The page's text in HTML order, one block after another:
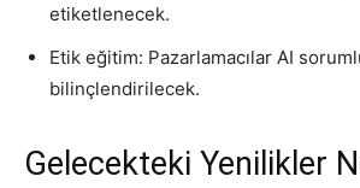
etiketlenecek.
Etik eğitim: Pazarlamacılar AI
bilinçlendirilecek.
Gelecekteki Yenilikler